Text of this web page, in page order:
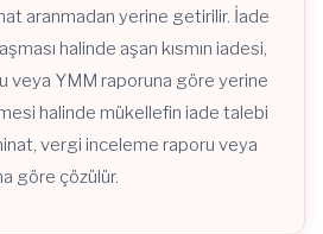
aranmadan yerine getirilir. İade
halinde aşan kısmın iadesi,
veya YMM raporuna göre yerine
halinde mükellefin iade talebi
vergi inceleme raporu veya
göre çözülür.